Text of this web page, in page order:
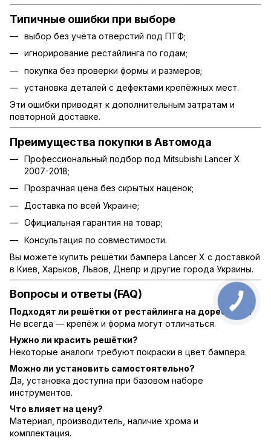
Типичные ошибки при выборе
выбор без учёта отверстий под ПТФ;
игнорирование рестайлинга по годам;
покупка без проверки формы и размеров;
установка деталей с дефектами крепёжных мест.
Эти ошибки приводят к дополнительным затратам и
повторной доставке.
Преимущества покупки в Автомода
Профессиональный подбор под Mitsubishi Lancer X
2007-2018;
Прозрачная цена без скрытых наценок;
Доставка по всей Украине;
Официальная гарантия на товар;
Консультация по совместимости.
Вы можете купить решётки бампера Lancer X с доставкой
в Киев, Харьков, Львов, Днепр и другие города Украины.
Вопросы и ответы (FAQ)
Подходят ли решётки от рестайлинга на дорестайл?
Не всегда — крепёж и форма могут отличаться.
Нужно ли красить решётки?
Некоторые аналоги требуют покраски в цвет бампера.
Можно ли установить самостоятельно?
Да, установка доступна при базовом наборе
инструментов.
Что влияет на цену?
Материал, производитель, наличие хрома и
комплектация.